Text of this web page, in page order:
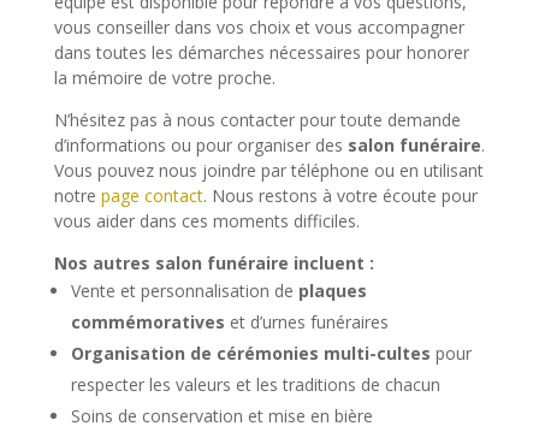
vous conseiller dans vos choix et vous accompagner
dans toutes les démarches nécessaires pour honorer
la mémoire de votre proche.
N’hésitez pas à nous contacter pour toute demande
d’informations ou pour organiser des salon funéraire.
Vous pouvez nous joindre par téléphone ou en utilisant
notre page contact. Nous restons à votre écoute pour
vous aider dans ces moments difficiles.
Nos autres salon funéraire incluent :
Vente et personnalisation de plaques
commémoratives et d’urnes funéraires
Organisation de cérémonies multi-cultes pour
respecter les valeurs et les traditions de chacun
Soins de conservation et mise en bière